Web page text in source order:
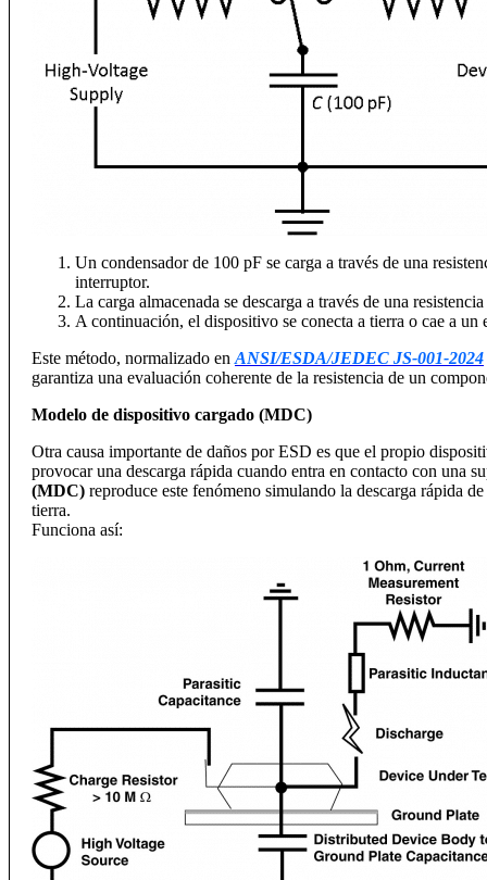
Un condensador de 100 pF se carga a través de una
interruptor.
La carga almacenada se descarga a través de una
A continuación, el dispositivo se conecta a tierra o cae a un
Este método, normalizado en ANSI/ESDA/JEDEC JS-001-2024
garantiza una evaluación coherente de la resistencia de un
Modelo de dispositivo cargado (MDC)
Otra causa importante de daños por ESD es que el propio
provocar una descarga rápida cuando entra en contacto con una
(MDC) reproduce este fenómeno simulando la descarga rápida
tierra.
Funciona así: